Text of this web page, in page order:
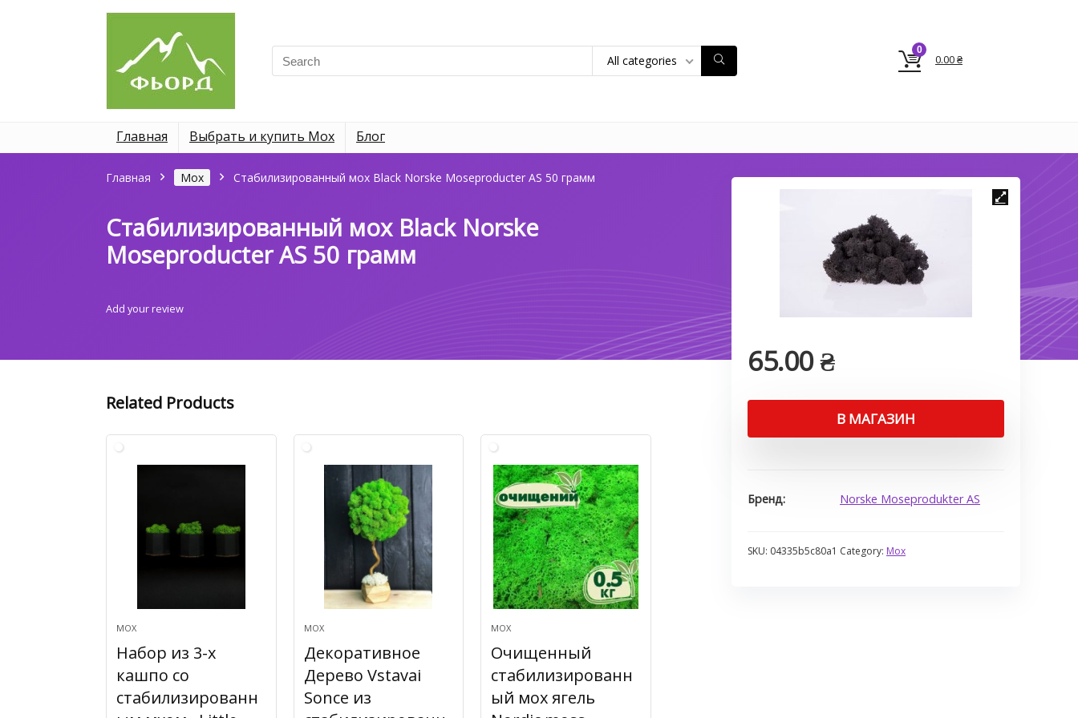
Search
for:
All categories
0
0.00₴
Главная Выбрать и купить Мох Блог
Главная Мох Стабилизированный мох Black Norske Moseproducter AS 50 грамм
Стабилизированный мох Black Norske
Moseproducter AS 50 грамм
65.00₴
В МАГАЗИН
Бренд Norske Moseprodukter AS
SKU: 04335b5c80a1 Category: Мох
Add your review
Related Products
МОХ
Набор из 3-х
кашпо со
стабилизированн
МОХ
Декоративное
Дерево Vstavai
Sonce из
МОХ
Очищенный
стабилизированн
ый мох ягель